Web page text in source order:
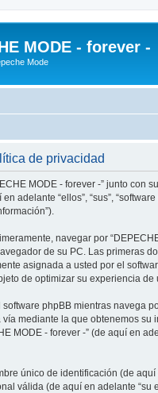
MODE - forever -
Mode
de privacidad
MODE - forever -” junto con
adelante “ellos”, “sus”,
navegar por
de su PC. Las primeras
asignada a usted por el
de optimizar su experiencia de
phpBB mientras navega
mediante la que obtenemos
MODE - forever -” (de aquí en
único de identificación (de
válida (de aquí en adelante